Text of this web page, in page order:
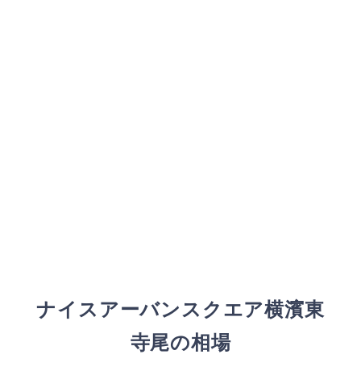
ナイスアーバンスクエア横濱東
寺尾の相場